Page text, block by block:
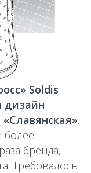
Soldis
дизайн
.
более
бренда,
Требовалось